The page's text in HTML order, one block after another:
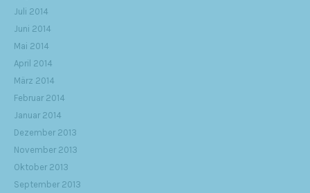
Juli 2014
Juni 2014
Mai 2014
April 2014
März 2014
Februar 2014
Januar 2014
Dezember 2013
November 2013
Oktober 2013
September 2013